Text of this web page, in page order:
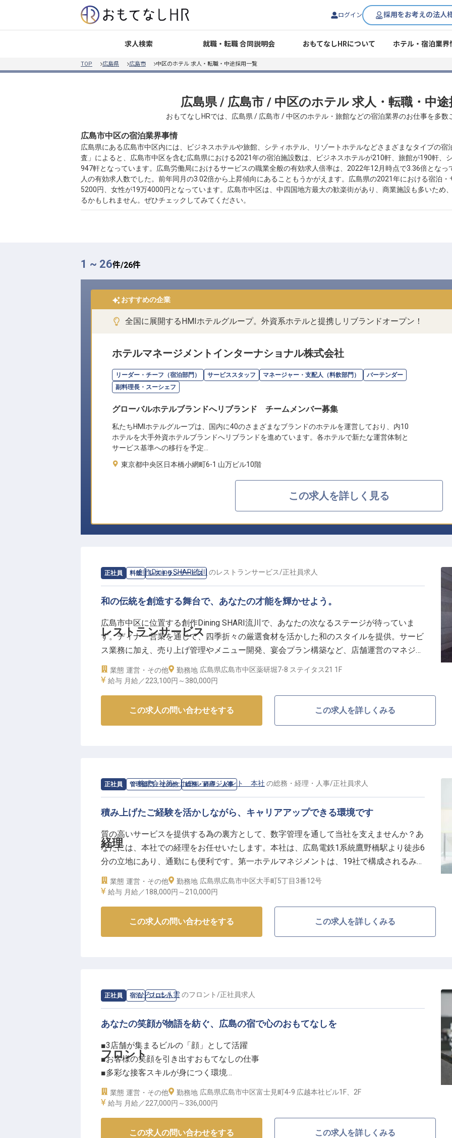
ログイン 採用をお考えの法人
求人検索 就職・転職 合同説明会 おもてなしHRについて ホテル・宿泊業界
TOP 広島県 広島市 中区のホテル 求人・転職・中途採用一覧
広島県 / 広島市 / 中区のホテル 求人・転職・中
おもてなしHRでは、広島県 / 広島市 / 中区のホテル・旅館などの宿泊業界のお仕事を多数
広島市中区の宿泊業界事情
広島県にある広島市中区内には、ビジネスホテルや旅館、シティホテル、リゾートホテルなどさまざまなタイプの
査」によると、広島市中区を含む広島県における2021年の宿泊施設数は、ビジネスホテルが210軒、旅館が190軒、
947軒となっています。広島労働局におけるサービスの職業全般の有効求人倍率は、2022年12月時点で3.36倍とな
人の有効求人数でした。前年同月の3.02倍から上昇傾向にあることもうかがえます。広島県の2021年における宿泊
5200円、女性が19万4000円となっています。広島市中区は、中四国地方最大の歓楽街があり、商業施設も多いため
るかもしれません。ぜひチェックしてみてください。
1 ~ 26件/26件
おすすめの企業
全国に展開するHMIホテルグループ。外資系ホテルと提携しリブランドオープン！
ホテルマネージメントインターナショナル株式会社
リーダー・チーフ（宿泊部門） サービススタッフ マネージャー・支配人（料飲部門）
バーテンダー
副料理長・スーシェフ
グローバルホテルブランドへリブランド チームメンバー募集
私たちHMIホテルグループは、国内に40のさまざまなブランドのホテルを運営しており、内10
ホテルを大手外資ホテルブランドへリブランドを進めています。各ホテルで新たな運営体制と
サービス基準への移行を予定…
東京都中央区日本橋小網町6-1 山万ビル10階
この求人を詳しく見る
正社員 料飲 レストランサービス
レストランサービス
求人情報：創作Dining SHARI流川 のレストランサービス/正社員求人
和の伝統を創造する舞台で、あなたの才能を輝かせよう。
広島市中区に位置する創作Dining SHARI流川で、あなたの次なるステージが待っていま
す。ディナー営業を通じて、四季折々の厳選食材を活かした和のスタイルを提供。サービ
ス業務に加え、売り上げ管理やメニュー開発、宴会プラン構築など、店舗運営のマネジメ
ントも担当。積極的なチャレンジ精神を持ち、チームでの接客を楽しむ方、大歓迎です。
月給223,100円～380,000円、成長の機会がここに。
業態 運営・その他 勤務地 広島県広島市中区薬研堀7-8 ステイタス21 1F
給与 月給／223,100円～ 380,000円
この求人の問い合わせをする この求人を詳しくみる
正社員 管理部門・その他 総務・経理・人事
経理
求人情報：株式会社第一ホテルマネジメント 本社 の総務・経理・人事/正社員求人
積み上げたご経験を活かしながら、キャリアアップできる環境です
質の高いサービスを提供する為の裏方として、数字管理を通して当社を支えませんか？あ
なたには、本社での経理をお任せいたします。本社は、広島電鉄1系統鷹野橋駅より徒歩6
分の立地にあり、通勤にも便利です。第一ホテルマネジメントは、19社で構成されるみど
りグループの一員です。温泉リゾート施設の運営やビジネスホテル経営を展開しており、
「笑顔あふれる ひと・まち・ゆめ づくり」を理念に掲げています。※この求人は2023年
業態 運営・その他 勤務地 広島県広島市中区大手町5丁目3番12号
給与 月給／188,000円～ 210,000円
この求人の問い合わせをする この求人を詳しくみる
正社員 宿泊 フロント
フロント
求人情報：ひろしま八雲のフロント /正社員求人
あなたの笑顔が物語を紡ぐ、広島の宿で心のおもてなしを
■3店舗が集まるビルの「顔」として活躍
■お客様の笑顔を引き出すおもてなしの仕事
■多彩な接客スキルが身につく環境
■充実のシフト制で働きやすさ抜群
「ひろしま八雲」「味味亭」「シズラー」という3つの個性豊かな店舗が集まるビルの1階
業態 運営・その他 勤務地 広島県広島市中区富士見町4-9 広越本社ビル1F、2F
給与 月給／227,000円～ 336,000円
この求人の問い合わせをする この求人を詳しくみる